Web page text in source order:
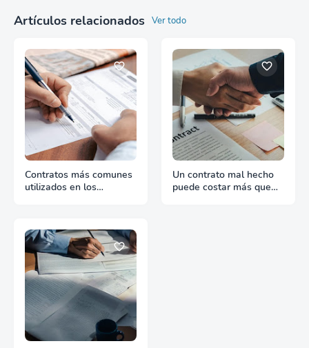
Artículos relacionados Ver todo
Contratos más comunes
utilizados en los
Un contrato mal hecho
puede costar más que